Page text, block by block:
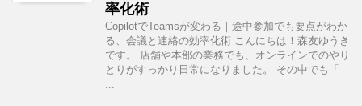
率化術
CopilotでTeamsが変わる｜途中参加でも要点がわか
る、会議と連絡の効率化術 こんにちは！森友ゆうき
です。 店舗や本部の業務でも、オンラインでのやり
とりがすっかり日常になりました。 その中でも「
...